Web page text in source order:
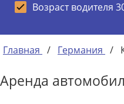
Возраст водителя
Главная / Германия /
Аренда